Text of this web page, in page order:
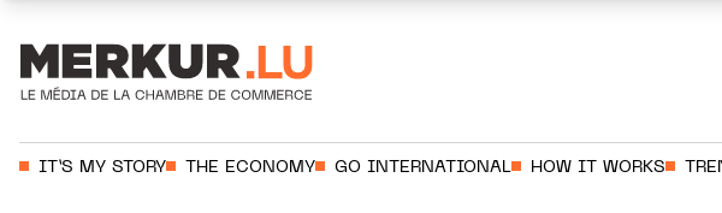
IT’S MY STORY THE ECONOMY GO INTERNATIONAL HOW IT WORKS